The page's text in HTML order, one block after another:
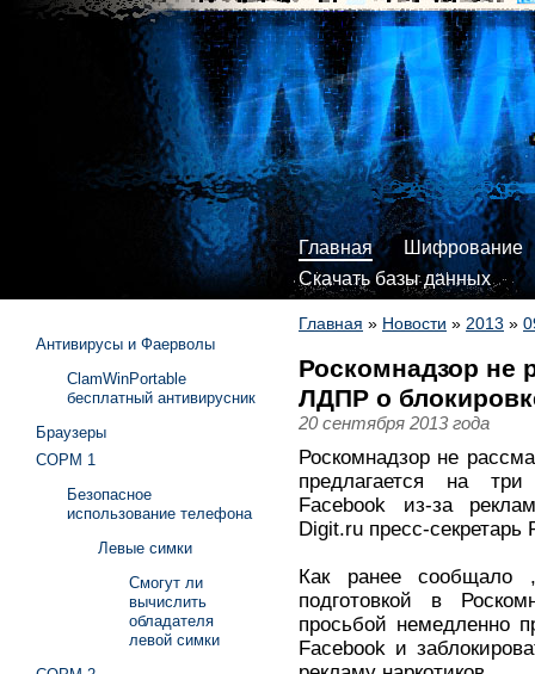
Главная
Шифрование
Скачать базы данных
Главная » Новости » 2013 »
Роскомнадзор не
ЛДПР о
20 сентября 2013 года
Роскомнадзор не
предлагается на
Facebook из-за
Digit.ru пресс-
Как ранее сообщало
подготовкой в
просьбой немедленно
Facebook и
Антивирусы и Фаерволы
ClamWinPortable
бесплатный антивирусник
Браузеры
СОРМ 1
Безопасное
использование телефона
Левые симки
Смогут ли
вычислить
обладателя
левой симки